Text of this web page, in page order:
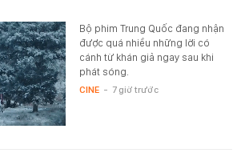
Bộ phim Trung Quốc đang nhận
được quá nhiều những lời có
cánh từ khán giả ngay sau khi
phát sóng.
CINE - 7 giờ trước